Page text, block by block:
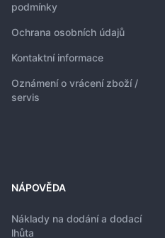
podmínky
Ochrana osobních údajů
Kontaktní informace
Oznámení o vrácení zboží /
servis
NÁPOVĚDA
Náklady na dodání a dodací
lhůta